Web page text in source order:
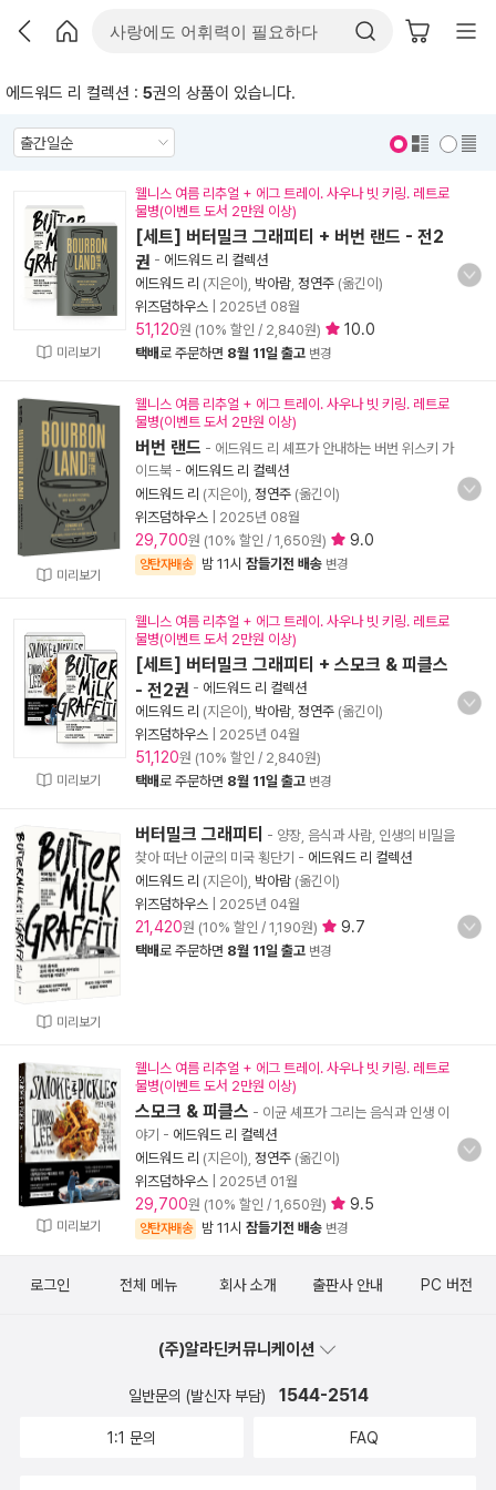
에드워드 리 컬렉션 : 5권의 상품이 있습니다.
미리보기
웰니스 여름 리추얼 + 에그 트레이. 사우나 빗 키링. 레트로
물병(이벤트 도서 2만원 이상)
[세트] 버터밀크 그래피티 + 버번 랜드 - 전2
권 - 에드워드 리 컬렉션
에드워드 리 (지은이), 박아람 정연주 (옮긴이)
위즈덤하우스
2025년 08월
51,120원 (10% 할인 / 2,840원) 10.0
택배로 주문하면 8월 11일 출고 변경
미리보기
웰니스 여름 리추얼 + 에그 트레이. 사우나 빗 키링. 레트로
물병(이벤트 도서 2만원 이상)
버번 랜드 - 에드워드 리 셰프가 안내하는 버번 위스키 가
이드북 - 에드워드 리 컬렉션
에드워드 리 (지은이), 정연주 (옮긴이)
위즈덤하우스
2025년 08월
29,700원 (10% 할인 / 1,650원) 9.0
양탄자배송 밤 11시 잠들기전 배송 변경
미리보기
웰니스 여름 리추얼 + 에그 트레이. 사우나 빗 키링. 레트로
물병(이벤트 도서 2만원 이상)
[세트] 버터밀크 그래피티 + 스모크 & 피클스
- 전2권 - 에드워드 리 컬렉션
에드워드 리 (지은이), 박아람 정연주 (옮긴이)
위즈덤하우스
2025년 04월
51,120원 (10% 할인 / 2,840원)
택배로 주문하면 8월 11일 출고 변경
미리보기
버터밀크 그래피티 - 양장, 음식과 사람, 인생의 비밀을
찾아 떠난 이균의 미국 횡단기 - 에드워드 리 컬렉션
에드워드 리 (지은이), 박아람 (옮긴이)
위즈덤하우스
2025년 04월
21,420원 (10% 할인 / 1,190원) 9.7
택배로 주문하면 8월 11일 출고 변경
미리보기
웰니스 여름 리추얼 + 에그 트레이. 사우나 빗 키링. 레트로
물병(이벤트 도서 2만원 이상)
스모크 & 피클스 - 이균 셰프가 그리는 음식과 인생 이
야기 - 에드워드 리 컬렉션
에드워드 리 (지은이), 정연주 (옮긴이)
위즈덤하우스
2025년 01월
29,700원 (10% 할인 / 1,650원) 9.5
양탄자배송 밤 11시 잠들기전 배송 변경
로그인 전체 메뉴 회사 소개 출판사 안내 PC 버전
(주)알라딘커뮤니케이션
일반문의 (발신자 부담) 1544-2514
1:1 문의 FAQ